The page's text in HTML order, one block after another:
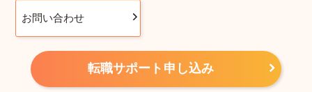
お問い合わせ
転職サポート申し込み